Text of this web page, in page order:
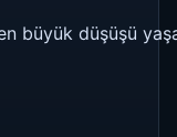
büyük düşüşü